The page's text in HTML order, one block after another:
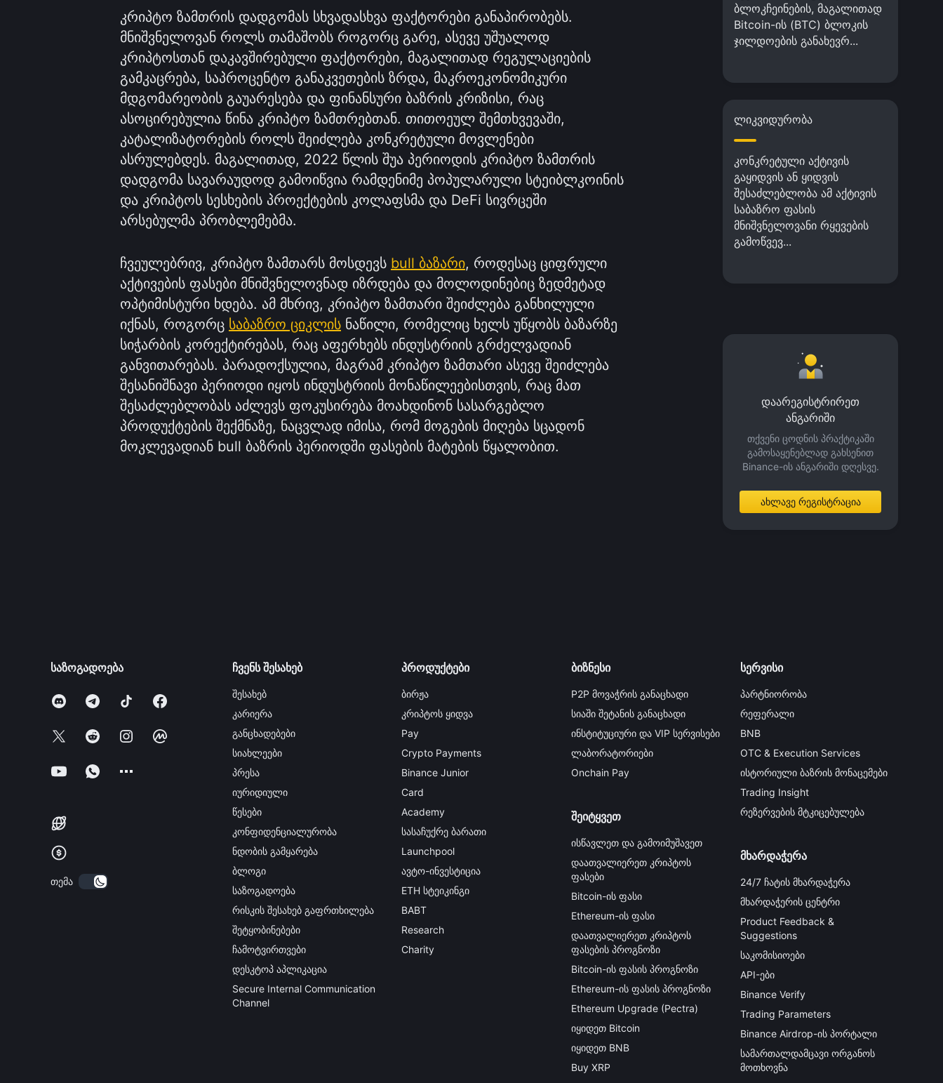
კრიპტო ზამთრის დადგომას სხვადასხვა ფაქტორები განაპირობებს.
მნიშვნელოვან როლს თამაშობს როგორც გარე, ასევე უშუალოდ
კრიპტოსთან დაკავშირებული ფაქტორები, მაგალითად რეგულაციების
გამკაცრება, საპროცენტო განაკვეთების ზრდა, მაკროეკონომიკური
მდგომარეობის გაუარესება და ფინანსური ბაზრის კრიზისი, რაც
ასოცირებულია წინა კრიპტო ზამთრებთან. თითოეულ შემთხვევაში,
კატალიზატორების როლს შეიძლება კონკრეტული მოვლენები
ასრულებდეს. მაგალითად, 2022 წლის შუა პერიოდის კრიპტო ზამთრის
დადგომა სავარაუდოდ გამოიწვია რამდენიმე პოპულარული სტეიბლკოინის
და კრიპტოს სესხების პროექტების კოლაფსმა და DeFi სივრცეში
არსებულმა პრობლემებმა.
ჩვეულებრივ, კრიპტო ზამთარს მოსდევს bull ბაზარი, როდესაც ციფრული
აქტივების ფასები მნიშვნელოვნად იზრდება და მოლოდინებიც ზედმეტად
ოპტიმისტური ხდება. ამ მხრივ, კრიპტო ზამთარი შეიძლება განხილული
იქნას, როგორც საბაზრო ციკლის ნაწილი, რომელიც ხელს უწყობს ბაზარზე
სიჭარბის კორექტირებას, რაც აფერხებს ინდუსტრიის გრძელვადიან
განვითარებას. პარადოქსულია, მაგრამ კრიპტო ზამთარი ასევე შეიძლება
შესანიშნავი პერიოდი იყოს ინდუსტრიის მონაწილეებისთვის, რაც მათ
შესაძლებლობას აძლევს ფოკუსირება მოახდინონ სასარგებლო
პროდუქტების შექმნაზე, ნაცვლად იმისა, რომ მოგების მიღება სცადონ
მოკლევადიან bull ბაზრის პერიოდში ფასების მატების წყალობით.
ბლოკჩეინების, მაგალითად
Bitcoin-ის (BTC) ბლოკის
ჯილდოების განახევრ...
ლიკვიდურობა
კონკრეტული აქტივის
გაყიდვის ან ყიდვის
შესაძლებლობა ამ აქტივის
საბაზრო ფასის
მნიშვნელოვანი რყევების
გამოწვევ...
დაარეგისტრირეთ
ანგარიში
თქვენი ცოდნის პრაქტიკაში
გამოსაყენებლად გახსენით
Binance-ის ანგარიში დღესვე.
ახლავე რეგისტრაცია
საზოგადოება
თემა
ჩვენს შესახებ
შესახებ
კარიერა
განცხადებები
სიახლეები
პრესა
იურიდიული
წესები
კონფიდენციალურობა
ნდობის გამყარება
ბლოგი
საზოგადოება
რისკის შესახებ გაფრთხილება
შეტყობინებები
ჩამოტვირთვები
დესკტოპ აპლიკაცია
Secure Internal Communication
Channel
პროდუქტები
ბირჟა
კრიპტოს ყიდვა
Pay
Crypto Payments
Binance Junior
Card
Academy
სასაჩუქრე ბარათი
Launchpool
ავტო-ინვესტიცია
ETH სტეიკინგი
BABT
Research
Charity
ბიზნესი
P2P მოვაჭრის განაცხადი
სიაში შეტანის განაცხადი
ინსტიტუციური და VIP სერვისები
ლაბორატორიები
Onchain Pay
შეიტყვეთ
ისწავლეთ და გამოიმუშავეთ
დაათვალიერეთ კრიპტოს
ფასები
Bitcoin-ის ფასი
Ethereum-ის ფასი
დაათვალიერეთ კრიპტოს
ფასების პროგნოზი
Bitcoin-ის ფასის პროგნოზი
Ethereum-ის ფასის პროგნოზი
Ethereum Upgrade (Pectra)
იყიდეთ Bitcoin
იყიდეთ BNB
Buy XRP
სერვისი
პარტნიორობა
რეფერალი
BNB
OTC & Execution Services
ისტორიული ბაზრის მონაცემები
Trading Insight
რეზერვების მტკიცებულება
მხარდაჭერა
24/7 ჩატის მხარდაჭერა
მხარდაჭერის ცენტრი
Product Feedback &
Suggestions
საკომისიოები
API-ები
Binance Verify
Trading Parameters
Binance Airdrop-ის პორტალი
სამართალდამცავი ორგანოს
მოთხოვნა